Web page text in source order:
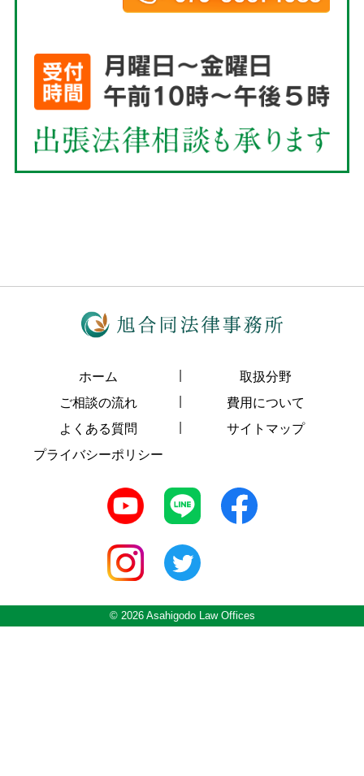
ホーム
取扱分野
ご相談の流れ
費用について
よくある質問
サイトマップ
プライバシーポリシー
© 2026 Asahigodo Law Offices